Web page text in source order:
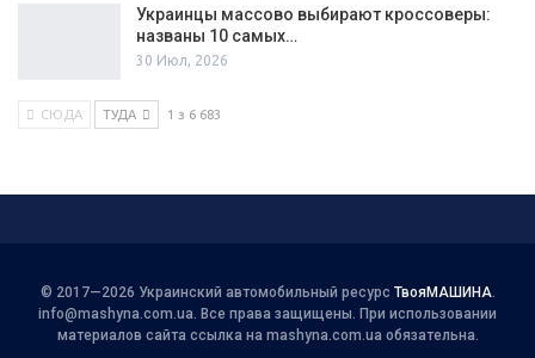
Украинцы массово выбирают кроссоверы:
названы 10 самых…
30 Июл, 2026
СЮДА ТУДА 1 з 6 683
© 2017—2026 Украинский автомобильный ресурс ТвояМАШИНА.
info@mashyna.com.ua. Все права защищены. При использовании
материалов сайта ссылка на mashyna.com.ua обязательна.